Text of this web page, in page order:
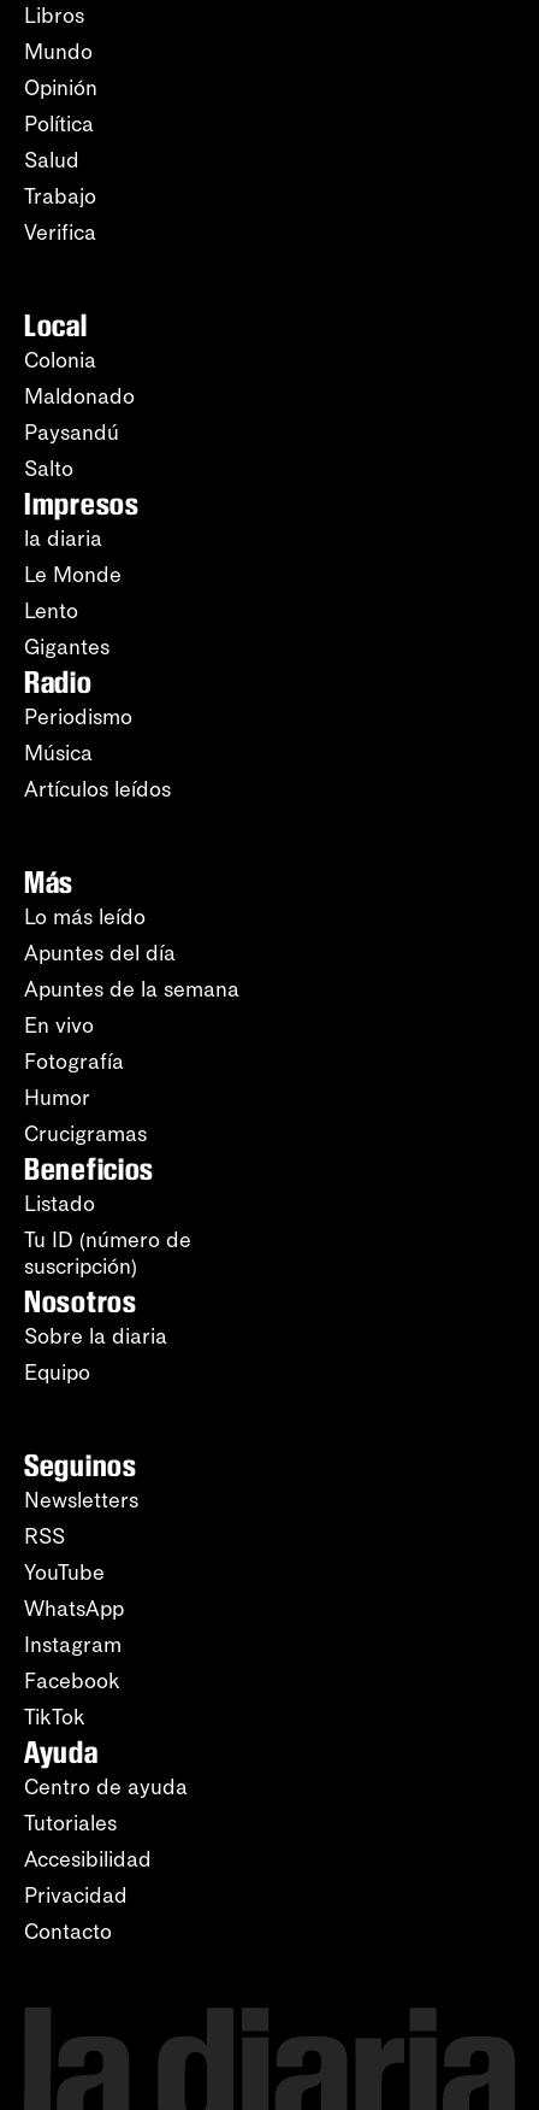
Libros
Mundo
Opinión
Política
Salud
Trabajo
Verifica
Local
Colonia
Maldonado
Paysandú
Salto
Impresos
la diaria
Le Monde
Lento
Gigantes
Radio
Periodismo
Música
Artículos leídos
Más
Lo más leído
Apuntes del día
Apuntes de la semana
En vivo
Fotografía
Humor
Crucigramas
Beneficios
Listado
Tu ID (número de
suscripción)
Nosotros
Sobre la diaria
Equipo
Seguinos
Newsletters
RSS
YouTube
WhatsApp
Instagram
Facebook
TikTok
Ayuda
Centro de ayuda
Tutoriales
Accesibilidad
Privacidad
Contacto